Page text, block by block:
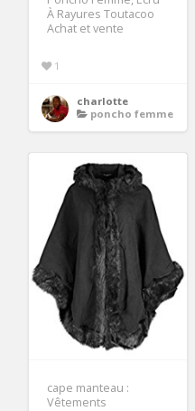
À Rayures Toutacoo
Achat et vente
1
charlotte
poncho femme
cape manteau :
Vêtements